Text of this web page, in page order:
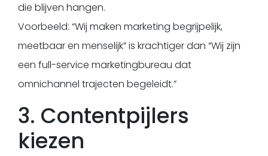
die blijven hangen.
Voorbeeld: “Wij maken marketing begrijpelijk,
meetbaar en menselijk” is krachtiger dan “Wij zijn
een full-service marketingbureau dat
omnichannel trajecten begeleidt.”
3. Contentpijlers
kiezen